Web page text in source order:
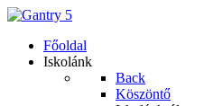
Főoldal
Iskolánk
Back
Köszöntő